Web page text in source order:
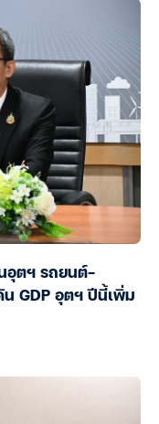
อุตฯ รถยนต์-
น GDP อุตฯ ปีนี้เพิ่ม